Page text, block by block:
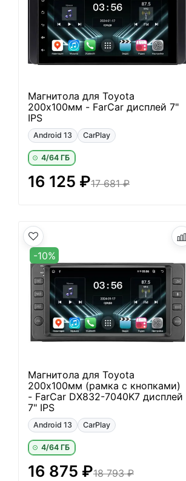
Магнитола для Toyota
200х100мм - FarCar дисплей 7"
IPS
Android 13 CarPlay
4/64 ГБ
17 681 ₽
16 125 ₽
-10%
Магнитола для Toyota
200х100мм (рамка с кнопками)
- FarCar DX832-7040K7 дисплей
7" IPS
Android 13 CarPlay
4/64 ГБ
18 793 ₽
16 875 ₽